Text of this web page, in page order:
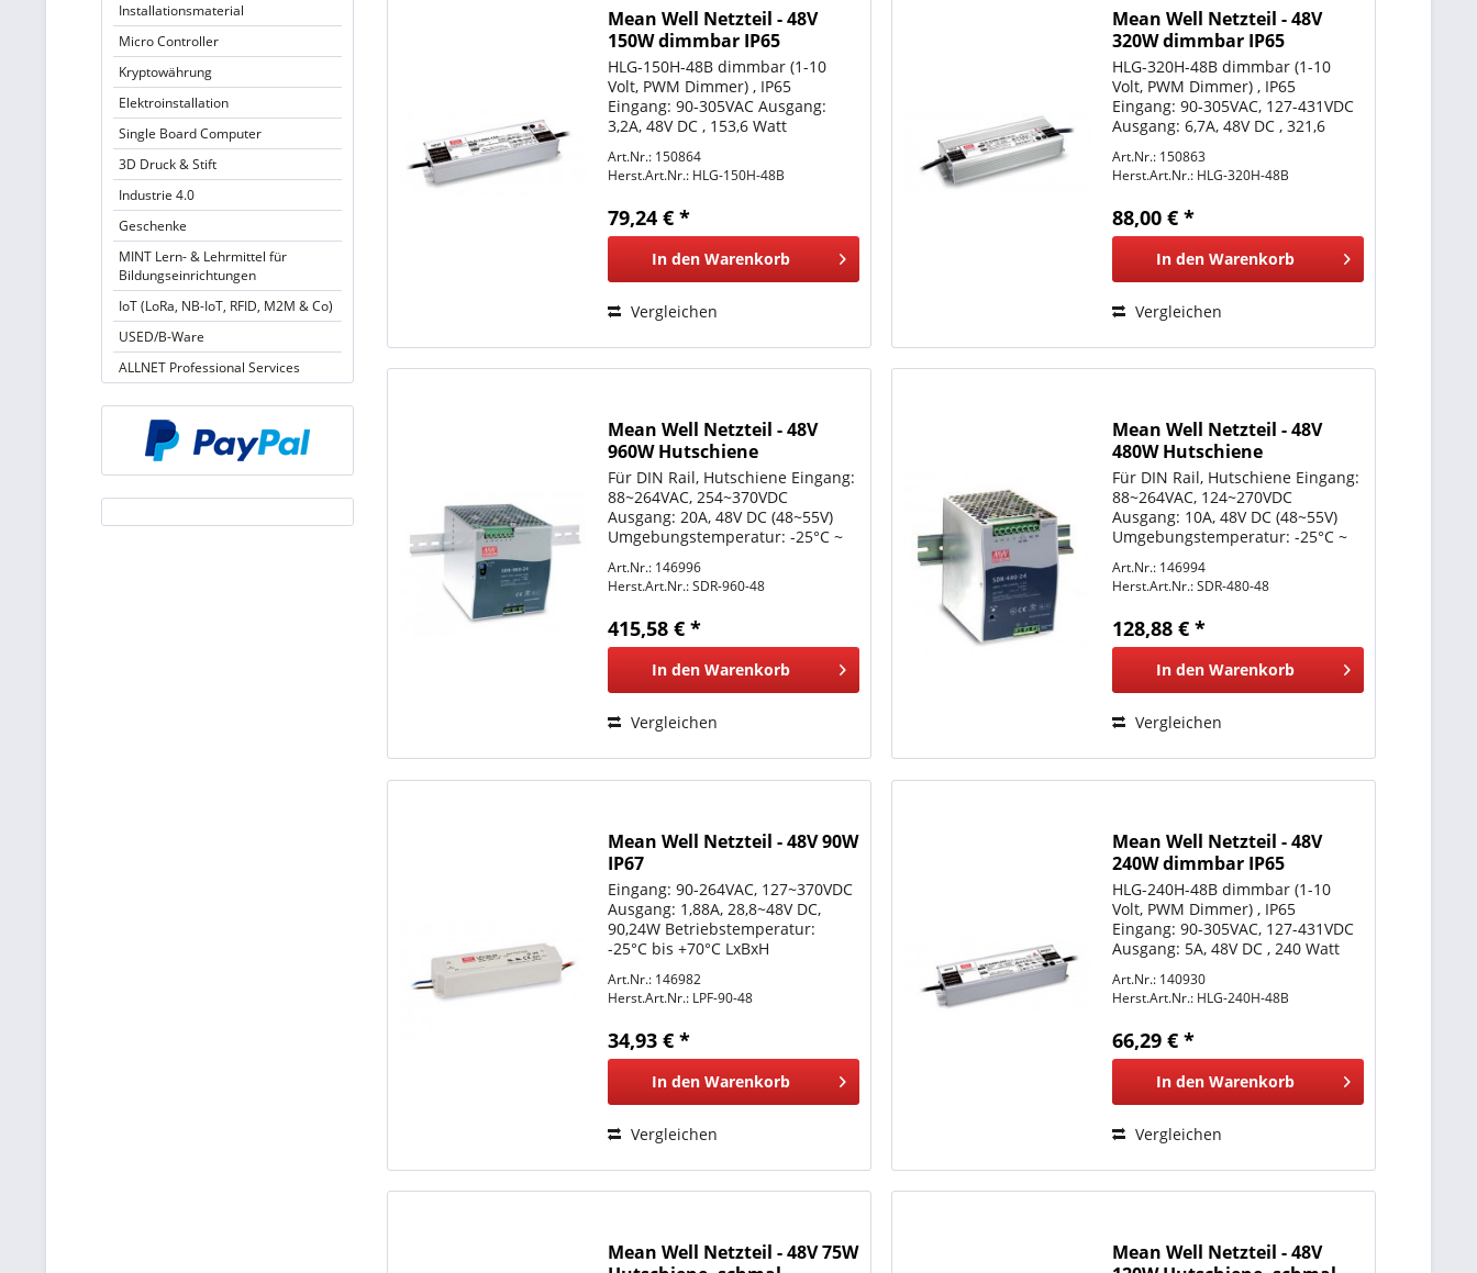
Installationsmaterial
Micro Controller
Kryptowährung
Elektroinstallation
Single Board Computer
3D Druck & Stift
Industrie 4.0
Geschenke
MINT Lern- & Lehrmittel für
Bildungseinrichtungen
IoT (LoRa, NB-IoT, RFID, M2M & Co)
USED/B-Ware
ALLNET Professional Services
Mean Well Netzteil - 48V
150W dimmbar IP65
HLG-150H-48B dimmbar (1-10
Volt, PWM Dimmer) , IP65
Eingang: 90-305VAC Ausgang:
3,2A, 48V DC , 153,6 Watt
+70°C LxBxH 228x68x38,8mm
Schutzkennzeichen: Siehe
meanwell.com Offene
Kabelenden
Art.Nr.: 150864
Herst.Art.Nr.: HLG-150H-48B
79,24 € *
In den Warenkorb
Vergleichen
Mean Well Netzteil - 48V
320W dimmbar IP65
HLG-320H-48B dimmbar (1-10
Volt, PWM Dimmer) , IP65
Eingang: 90-305VAC, 127-431VDC
Ausgang: 6,7A, 48V DC , 321,6
bis +70°C LxBxH 252*90*43,8mm
Schutzkennzeichen: Siehe
meanwell.com Offene
Kabelenden
Art.Nr.: 150863
Herst.Art.Nr.: HLG-320H-48B
88,00 € *
In den Warenkorb
Vergleichen
Mean Well Netzteil - 48V
960W Hutschiene
Für DIN Rail, Hutschiene Eingang:
88~264VAC, 254~370VDC
Ausgang: 20A, 48V DC (48~55V)
Umgebungstemperatur: -25°C ~
Schutzkennzeichen: Siehe
meanwell.com weitere Daten
bitte dem Datenblatt entnehmen
Art.Nr.: 146996
Herst.Art.Nr.:SDR-960-48
415,58 € *
In den Warenkorb
Vergleichen
Mean Well Netzteil - 48V
480W Hutschiene
Für DIN Rail, Hutschiene Eingang:
88~264VAC, 124~270VDC
Ausgang: 10A, 48V DC (48~55V)
Umgebungstemperatur: -25°C ~
Schutzkennzeichen: Siehe
meanwell.com weitere Daten
bitte dem Datenblatt entnehmen
Art.Nr.: 146994
Herst.Art.Nr.:SDR-480-48
128,88 € *
In den Warenkorb
Vergleichen
Mean Well Netzteil - 48V 90W
IP67
Eingang: 90-264VAC, 127~370VDC
Ausgang: 1,88A, 28,8~48V DC,
90,24W Betriebstemperatur:
-25°C bis +70°C LxBxH
Details bitte dem Datenblatt
entnehmen. Der Anschluss
darf...
Art.Nr.: 146982
Herst.Art.Nr.: LPF-90-48
34,93 € *
In den Warenkorb
Vergleichen
Mean Well Netzteil - 48V
240W dimmbar IP65
HLG-240H-48B dimmbar (1-10
Volt, PWM Dimmer) , IP65
Eingang: 90-305VAC, 127-431VDC
Ausgang: 5A, 48V DC , 240 Watt
+70°C LxBxH 244,2*68*38,8mm
Schutzkennzeichen: Siehe
Kabelenden
Art.Nr.: 140930
Herst.Art.Nr.: HLG-240H-48B
66,29 € *
In den Warenkorb
Vergleichen
Mean Well Netzteil - 48V 75W
Mean Well Netzteil - 48V